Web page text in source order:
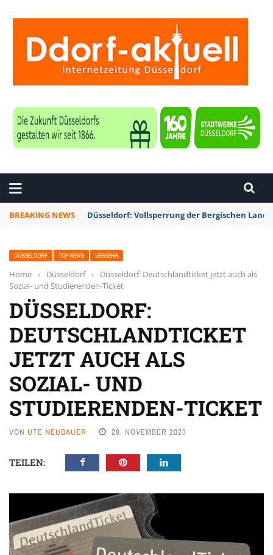
BREAKING NEWS Düsseldorf: Vollsperrung der Bergischen
DÜSSELDORF TOP NEWS VERKEHR
Home › Düsseldorf ›
Düsseldorf: Deutschlandticket jetzt auch als
Sozial- und Studierenden-Ticket
DÜSSELDORF:
DEUTSCHLANDTICKET
JETZT AUCH ALS
SOZIAL- UND
STUDIERENDEN-TICKET
VON UTE NEUBAUER 28. NOVEMBER 2023
TEILEN: